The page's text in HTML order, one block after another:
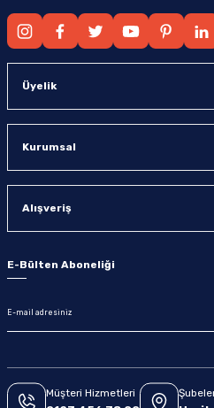
Üyelik
Kurumsal
Alışveriş
E-Bülten Aboneliği
Müşteri Hizmetleri